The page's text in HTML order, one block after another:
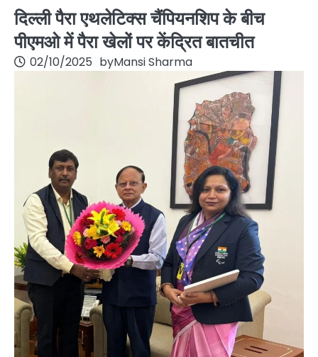
दिल्ली पैरा एथलेटिक्स चैंपियनशिप के बीच
पीएमओ में पैरा खेलों पर केंद्रित बातचीत
02/10/2025 byMansi Sharma